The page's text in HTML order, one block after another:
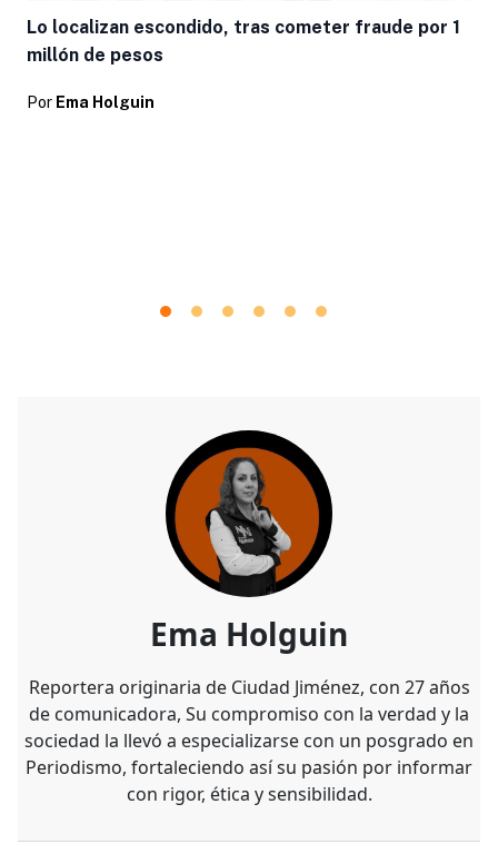
Lo localizan escondido, tras cometer fraude por 1
millón de pesos
Por Ema Holguin
Ema Holguin
Reportera originaria de Ciudad Jiménez, con 27 años
de comunicadora, Su compromiso con la verdad y la
sociedad la llevó a especializarse con un posgrado en
Periodismo, fortaleciendo así su pasión por informar
con rigor, ética y sensibilidad.